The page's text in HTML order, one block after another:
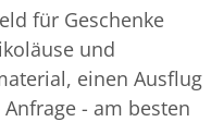
für Geschenke
und
einen Ausflug
- am besten